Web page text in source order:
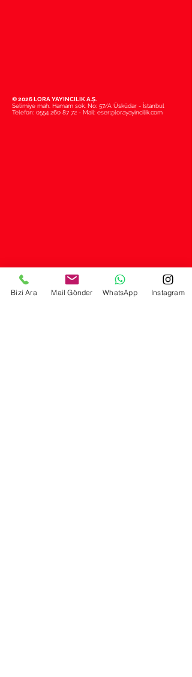
© 2026 LORA YAYINCILIK A.Ş.
Selimiye mah. Hamam sok. No: 57/A Üsküdar - İstanbul
Telefon: 0554 260 87 72 - Mail: eser@lorayayincilik.com
Bizi Ara Mail Gönder WhatsApp Instagram